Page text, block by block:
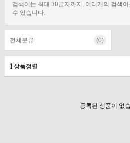
검색어는 최대 30글자까지, 여러개의 검색
수 있습니다.
전체분류 (0)
상품정렬
등록된 상품이 없